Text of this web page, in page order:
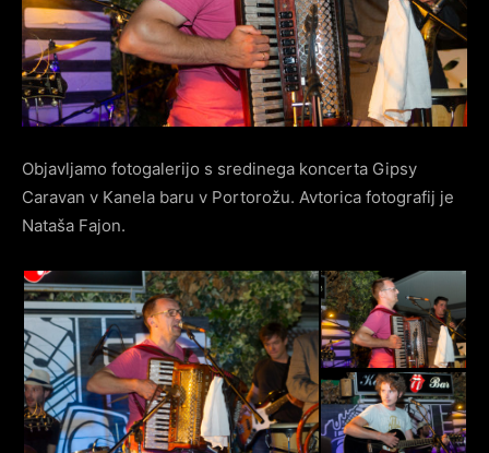
Objavljamo fotogalerijo s sredinega koncerta Gipsy
Caravan v Kanela baru v Portorožu. Avtorica fotografij je
Nataša Fajon.